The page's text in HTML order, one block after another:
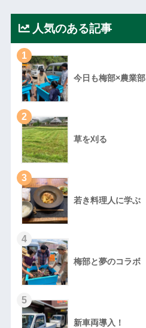
人気のある記事
1
今日も梅部×農業部
2
草を刈る
3
若き料理人に学ぶ
4
梅部と夢のコラボ
5
新車両導入！